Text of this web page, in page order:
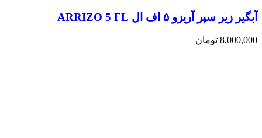
آبگیر زیر سپر آریزو ۵ اف ال ARRIZO 5 FL
8,000,000 تومان